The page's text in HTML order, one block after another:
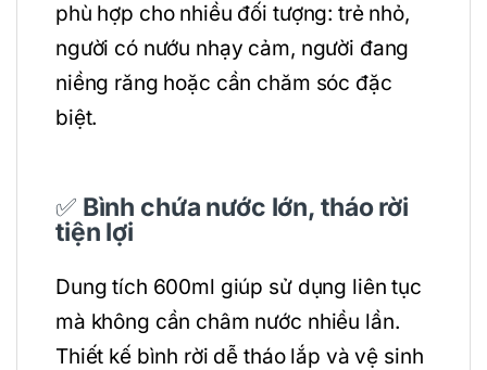
phù hợp cho nhiều đối tượng: trẻ nhỏ,
người có nướu nhạy cảm, người đang
niềng răng hoặc cần chăm sóc đặc
biệt.
✅ Bình chứa nước lớn, tháo rời
tiện lợi
Dung tích 600ml giúp sử dụng liên tục
mà không cần châm nước nhiều lần.
Thiết kế bình rời dễ tháo lắp và vệ sinh